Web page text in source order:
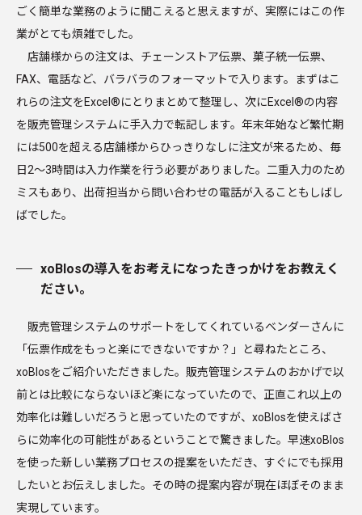
ごく簡単な業務のように聞こえると思えますが、実際にはこの作
業がとても煩雑でした。
店舗様からの注文は、チェーンストア伝票、菓子統一伝票、
FAX、電話など、バラバラのフォーマットで入ります。まずはこ
れらの注文をExcel®にとりまとめて整理し、次にExcel®の内容
を販売管理システムに手入力で転記します。年末年始など繁忙期
には500を超える店舗様からひっきりなしに注文が来るため、毎
日2～3時間は入力作業を行う必要がありました。二重入力のため
ミスもあり、出荷担当から問い合わせの電話が入ることもしばし
ばでした。
xoBlosの導入をお考えになったきっかけをお教えく
ださい。
販売管理システムのサポートをしてくれているベンダーさんに
「伝票作成をもっと楽にできないですか？」と尋ねたところ、
xoBlosをご紹介いただきました。販売管理システムのおかげで以
前とは比較にならないほど楽になっていたので、正直これ以上の
効率化は難しいだろうと思っていたのですが、xoBlosを使えばさ
らに効率化の可能性があるということで驚きました。早速xoBlos
を使った新しい業務プロセスの提案をいただき、すぐにでも採用
したいとお伝えしました。その時の提案内容が現在ほぼそのまま
実現しています。